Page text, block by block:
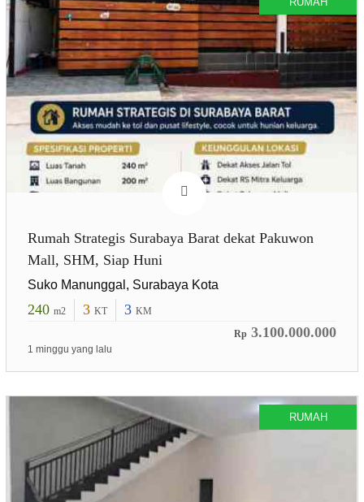
Rumah Strategis Surabaya Barat dekat Pakuwon
Mall, SHM, Siap Huni
Suko Manunggal, Surabaya Kota
240 m2 3 KT 3 KM
Rp 3.100.000.000
1 minggu yang lalu
RUMAH